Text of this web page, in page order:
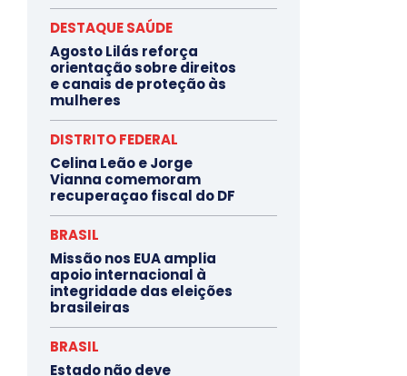
DESTAQUE SAÚDE
Agosto Lilás reforça
orientação sobre direitos
e canais de proteção às
mulheres
DISTRITO FEDERAL
Celina Leão e Jorge
Vianna comemoram
recuperaçao fiscal do DF
BRASIL
Missão nos EUA amplia
apoio internacional à
integridade das eleições
brasileiras
BRASIL
Estado não deve